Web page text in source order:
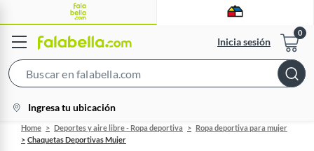
Inicia sesión
Bar
location-
icon
Ingresa tu ubicación
Home Deportes y aire libre - Ropa deportiva
Ropa deportiva para mujer
Chaquetas Deportivas Mujer